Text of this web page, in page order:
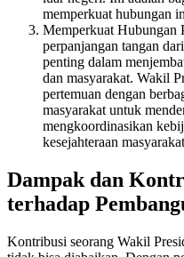
memperkuat hubungan
Memperkuat Hubungan
perpanjangan tangan
penting dalam
dan masyarakat. Wakil
pertemuan dengan
masyarakat untuk
mengkoordinasikan
kesejahteraan
Dampak dan
terhadap
Kontribusi seorang Wakil